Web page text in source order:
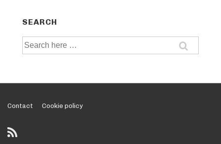
SEARCH
Search
Footer
Menu
Contact Cookie policy